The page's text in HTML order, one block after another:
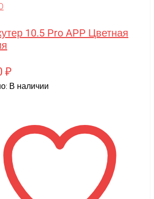
10.5 Pro APP Цветная
₽
В наличии